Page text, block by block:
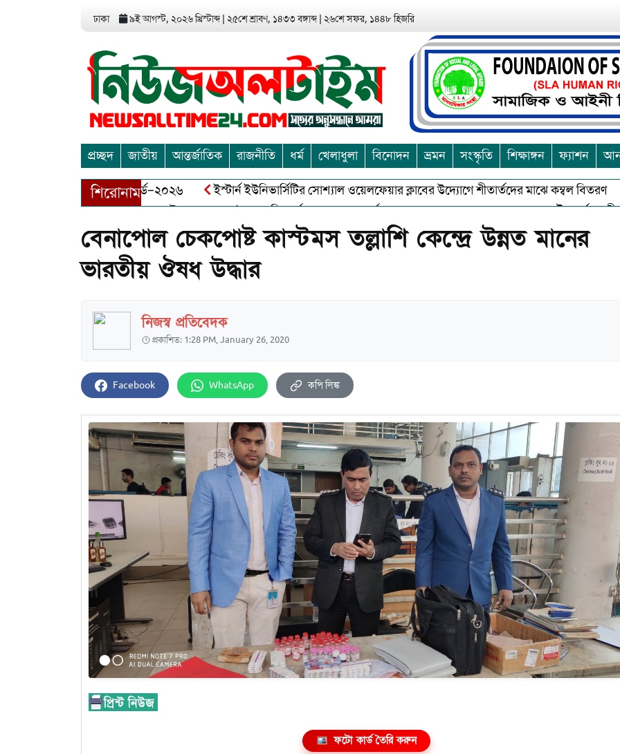
ঢাকা ৯ই আগস্ট, ২০২৬ খ্রিস্টাব্দ ২৫শে শ্রাবণ, ১৪৩৩ বঙ্গাব্দ ২৬শে সফর, ১৪৪৮ হিজরি
প্রচ্ছদ জাতীয় আন্তর্জাতিক রাজনীতি ধর্ম খেলাধুলা বিনোদন ভ্রমন সংস্কৃতি শিক্ষাঙ্গন ফ্যাশন
শিরোনাম
এন্ট্রাপ্রেনিয়র অ্যাওয়ার্ড–২০২৬ ইস্টার্ন ইউনিভার্সিটির সোশ্যাল ওয়েলফেয়ার ক্লাবের উদ্যোগে শীতার্তদের মাঝে কম্বল বিতরণ
মুক্তিযোদ্ধা আব্দুল খালেক এর ইন্তেকাল
আত্মশুদ্ধি অর্জন ও অশুভকে বর্জন করে সত্য,সুন্দরকে বরনে কলাপাড়ায় বৌদ্ধ ধর্মাবলম্বীদের
বেনাপোল চেকপোষ্ট কাস্টমস তল্লাশি কেন্দ্রে উন্নত মানের
ভারতীয় ঔষধ উদ্ধার
নিজস্ব প্রতিবেদক
প্রকাশিত: 1:28 PM, January 26, 2020
Facebook WhatsApp কপি লিঙ্ক
ফটো কার্ড তৈরি করুন